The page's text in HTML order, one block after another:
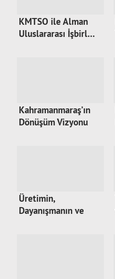
KMTSO ile Alman
Uluslararası İşbirl…
Kahramanmaraş’ın
Dönüşüm Vizyonu
Üretimin,
Dayanışmanın ve